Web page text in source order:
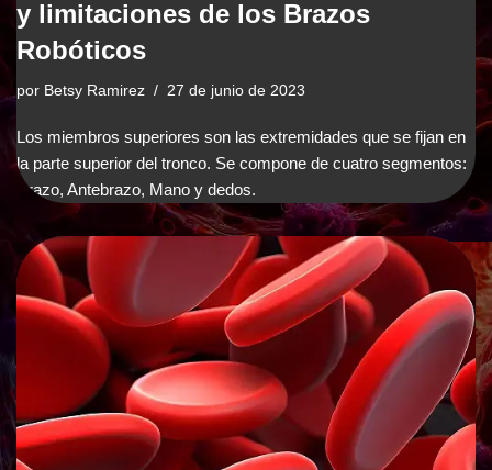
y limitaciones de los Brazos
Robóticos
por Betsy Ramirez 27 de junio de 2023
Los miembros superiores son las extremidades que se fijan en
la parte superior del tronco. Se compone de cuatro segmentos:
Brazo, Antebrazo, Mano y dedos.